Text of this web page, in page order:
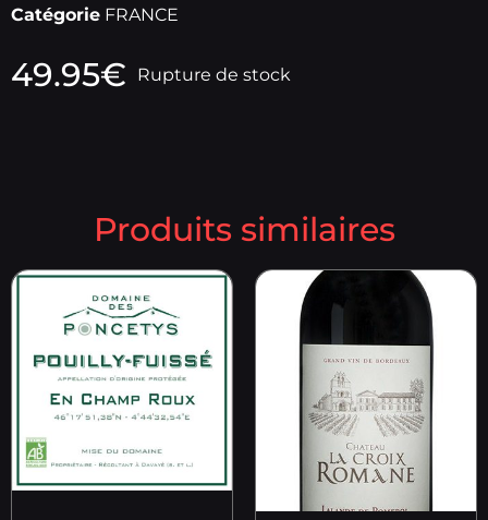
Catégorie FRANCE
49.95€ Rupture de stock
Produits similaires